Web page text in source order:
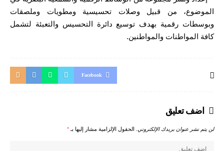
الموضوع، من قبيل وصلات تحسيسية ومطويات وملصقات
وبوسطات رقمية بهدف توسيع دائرة التحسيس والتعبئة لتشمل
كافة المواطنات والمواطنين.
Facebook
اضف تعليق
لن يتم نشر عنوان بريدك الإلكتروني. الحقول الإلزامية مشار إليها بـ*